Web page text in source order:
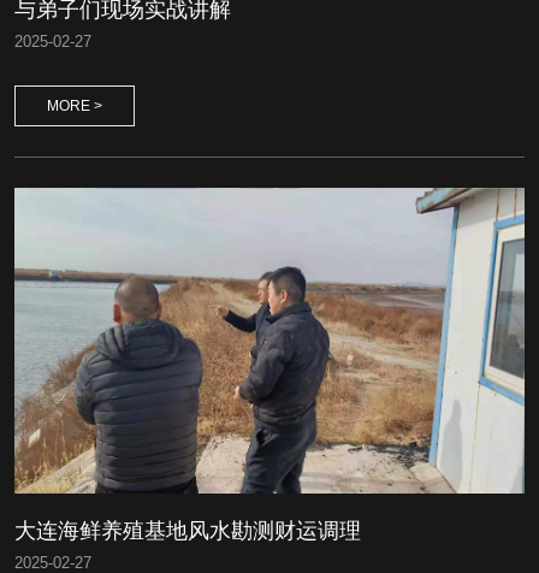
与弟子们现场实战讲解
2025-02-27
MORE >
大连海鲜养殖基地风水勘测财运调理
2025-02-27